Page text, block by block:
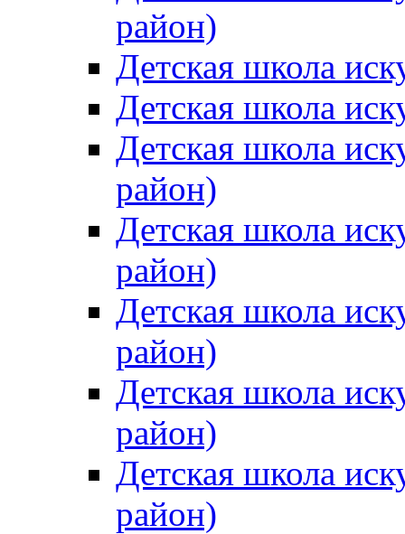
район)
Детская школа
Детская школа
Детская школа
район)
Детская школа
район)
Детская школа
район)
Детская школа
район)
Детская школа
район)